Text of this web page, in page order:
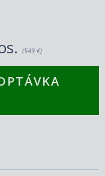
(549 €)